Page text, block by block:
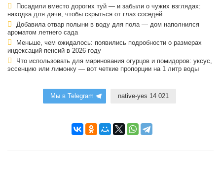
Посадили вместо дорогих туй — и забыли о чужих взглядах:
находка для дачи, чтобы скрыться от глаз соседей
Добавила отвар полыни в воду для пола — дом наполнился
ароматом летнего сада
Меньше, чем ожидалось: появились подробности о размерах
индексаций пенсий в 2026 году
Что использовать для маринования огурцов и помидоров: уксус,
эссенцию или лимонку — вот четкие пропорции на 1 литр воды
Мы в Telegram native-yes 14 021